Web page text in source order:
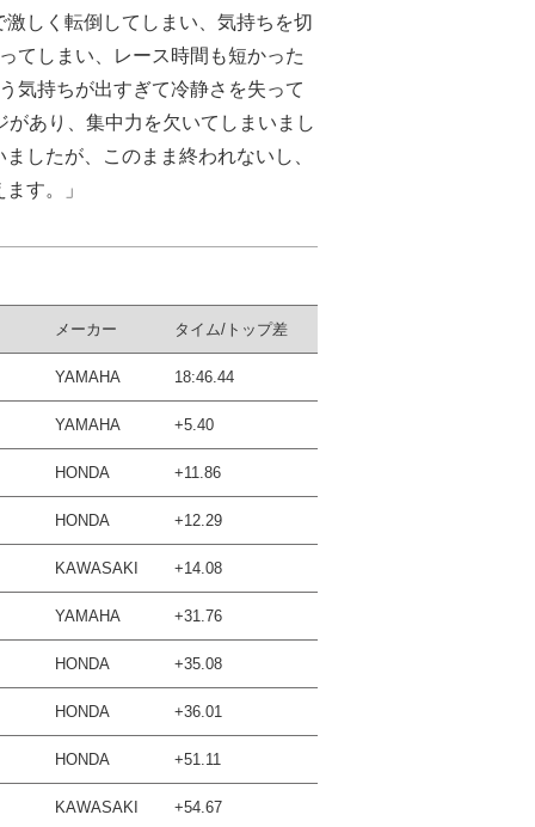
しく転倒してしまい、気持ちを切
てしまい、レース時間も短かった
気持ちが出すぎて冷静さを失って
あり、集中力を欠いてしまいまし
したが、このまま終われないし、
す。」
メーカー タイム/トップ差
YAMAHA 18:46.44
YAMAHA +5.40
HONDA +11.86
HONDA +12.29
KAWASAKI +14.08
YAMAHA +31.76
HONDA +35.08
HONDA +36.01
HONDA +51.11
KAWASAKI +54.67